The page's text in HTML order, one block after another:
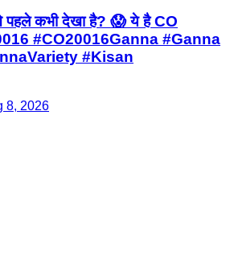
पहले कभी देखा है? 😱 ये है CO
#CO20016Ganna #Ganna
#Kisan
8, 2026